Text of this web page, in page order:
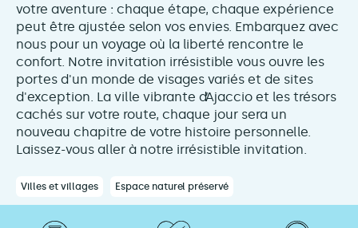
votre aventure : chaque étape, chaque expérience
peut être ajustée selon vos envies. Embarquez avec
nous pour un voyage où la liberté rencontre le
confort. Notre invitation irrésistible vous ouvre les
portes d'un monde de visages variés et de sites
d'exception. La ville vibrante d’Ajaccio et les trésors
cachés sur votre route, chaque jour sera un
nouveau chapitre de votre histoire personnelle.
Laissez-vous aller à notre irrésistible invitation.
Villes et villages Espace naturel préservé